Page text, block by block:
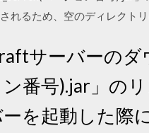
れるため、空のディレクト
サーバーのダ
番号).jar」の
を起動した際